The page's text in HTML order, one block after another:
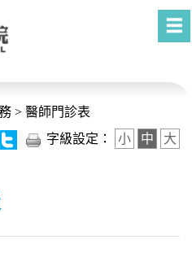
> 醫師門診表
字級設定：
小 中 大